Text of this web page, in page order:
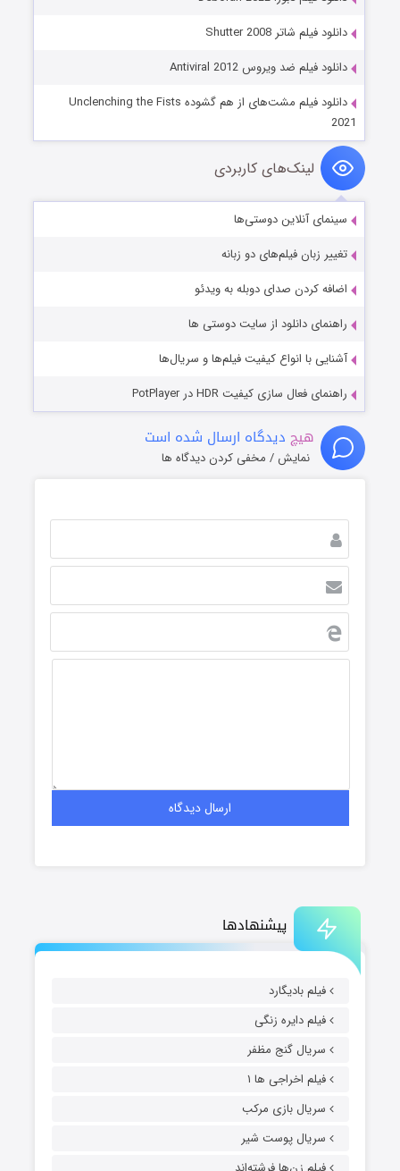
پیشنهادها
فیلم بادیگارد
فیلم دایره زنگی
سریال گنج مظفر
فیلم اخراجی ها ۱
سریال بازی مرکب
سریال پوست شیر
دانلود فیلم شاتر Shutter 2008
دانلود فیلم ضد ویروس Antiviral 2012
دانلود فیلم مشت‌های از هم گشوده Unclenching the Fists
2021
لینک‌های کاربردی
سینمای آنلاین دوستی‌ها
تغییر زبان فیلم‌های دو زبانه
اضافه کردن صدای دوبله به ویدئو
راهنمای دانلود از سایت دوستی ها
آشنایی با انواع کیفیت فیلم‌ها و سریال‌ها
راهنمای فعال سازی کیفیت HDR در PotPlayer
هیچ دیدگاه ارسال شده است
نمایش / مخفی کردن دیدگاه ها